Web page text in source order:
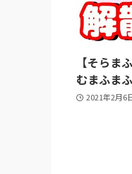
【そら
むまふま
2021年2月6